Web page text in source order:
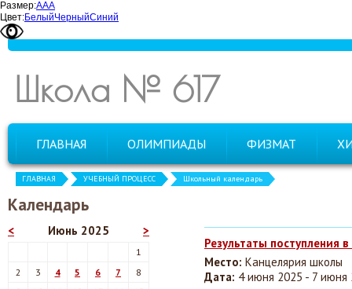
Размер:ААА
Цвет:БелыйЧерныйСиний
Школа № 617
ГЛАВНАЯ ОЛИМПИАДЫ ФИЗМАТ
ГЛАВНАЯ УЧЕБНЫЙ ПРОЦЕСС Школьный календарь
Календарь
< >
Июнь 2025
1
2
3 4 5 6 7
8
Результаты поступления
Место: Канцелярия школы
Дата: 4 июня 2025 - 7 июня